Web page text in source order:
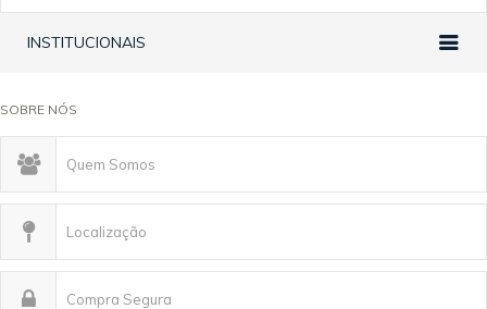
INSTITUCIONAIS
SOBRE NÓS
Quem Somos
Localização
Compra Segura